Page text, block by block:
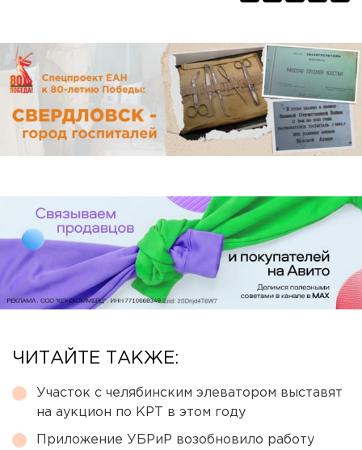
ЧИТАЙТЕ ТАКЖЕ:
Участок с челябинским элеватором выставят
на аукцион по КРТ в этом году
Приложение УБРиР возобновило работу